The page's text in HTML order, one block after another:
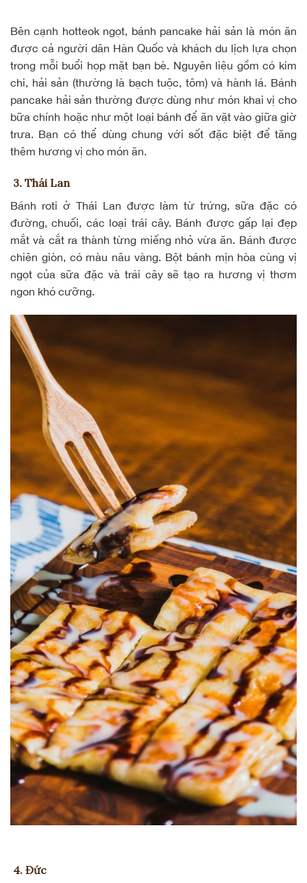
Bên cạnh hotteok ngọt, bánh pancake hải sản là món ăn
được cả người dân Hàn Quốc và khách du lịch lựa chọn
trong mỗi buổi họp mặt bạn bè. Nguyên liệu gồm có kim
chi, hải sản (thường là bạch tuộc, tôm) và hành lá. Bánh
pancake hải sản thường được dùng như món khai vị cho
bữa chính hoặc như một loại bánh để ăn vặt vào giữa giờ
trưa. Bạn có thể dùng chung với sốt đặc biệt để tăng
thêm hương vị cho món ăn.
3. Thái Lan
Bánh roti ở Thái Lan được làm từ trứng, sữa đặc có
đường, chuối, các loại trái cây. Bánh được gấp lại đẹp
mắt và cắt ra thành từng miếng nhỏ vừa ăn. Bánh được
chiên giòn, có màu nâu vàng. Bột bánh mịn hòa cùng vị
ngọt của sữa đặc và trái cây sẽ tạo ra hương vị thơm
ngon khó cưỡng.
4. Đức